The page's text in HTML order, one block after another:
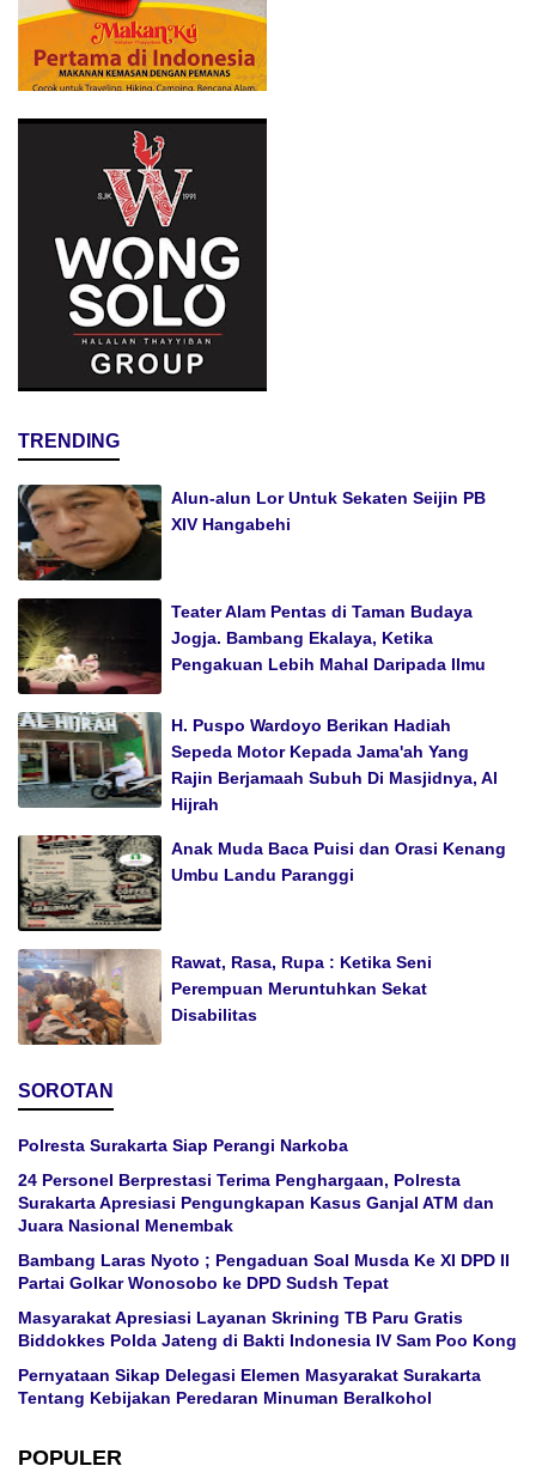
TRENDING
Alun-alun Lor Untuk Sekaten Seijin PB
XIV Hangabehi
Teater Alam Pentas di Taman Budaya
Jogja. Bambang Ekalaya, Ketika
Pengakuan Lebih Mahal Daripada Ilmu
H. Puspo Wardoyo Berikan Hadiah
Sepeda Motor Kepada Jama'ah Yang
Rajin Berjamaah Subuh Di Masjidnya, Al
Hijrah
Anak Muda Baca Puisi dan Orasi Kenang
Umbu Landu Paranggi
Rawat, Rasa, Rupa : Ketika Seni
Perempuan Meruntuhkan Sekat
Disabilitas
SOROTAN
Polresta Surakarta Siap Perangi Narkoba
24 Personel Berprestasi Terima Penghargaan, Polresta
Surakarta Apresiasi Pengungkapan Kasus Ganjal ATM dan
Juara Nasional Menembak
Bambang Laras Nyoto ; Pengaduan Soal Musda Ke XI DPD II
Partai Golkar Wonosobo ke DPD Sudsh Tepat
Masyarakat Apresiasi Layanan Skrining TB Paru Gratis
Biddokkes Polda Jateng di Bakti Indonesia IV Sam Poo Kong
Pernyataan Sikap Delegasi Elemen Masyarakat Surakarta
Tentang Kebijakan Peredaran Minuman Beralkohol
POPULER